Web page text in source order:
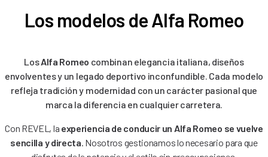
Los modelos de Alfa Romeo
LosAlfa Romeo combinan elegancia italiana, diseños
envolventes y un legado deportivo inconfundible. Cada modelo
refleja tradición y modernidad con un carácter pasional que
marca la diferencia en cualquier carretera.
Con REVEL, la experiencia de conducir un Alfa Romeo se vuelve
sencilla y directa. Nosotros gestionamos lo necesario para que